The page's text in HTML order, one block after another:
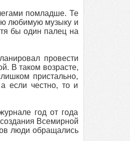
помладше. Те
любимую музыку и
бы один палец на
провести
В таком возрасте,
пристально,
если честно, то и
год от года
Всемирной
люди обращались